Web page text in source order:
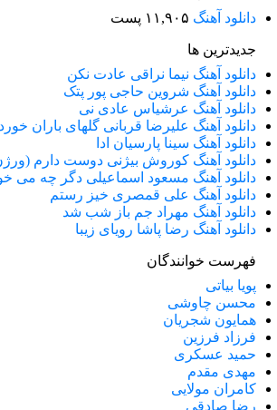
دانلود آهنگ ۱۱,۹۰۵ پست
جدیدترین ها
دانلود آهنگ نیما نراقی عادت نکن
دانلود آهنگ شروین حاجی پور پتک
دانلود آهنگ عرشیاس عادی نی
دانلود آهنگ علیرضا قربانی گلهای باران
دانلود آهنگ سینا پارسیان ادا
دانلود آهنگ کوروش بیژنی دوست دارم
دانلود آهنگ مسعود اسماعیلی دگر چه می
دانلود آهنگ علی قمصری خیز رستم
دانلود آهنگ مهراد جم باز شب شد
دانلود آهنگ رضا پاشا رویای زیبا
فهرست خوانندگان
پویا بیاتی
محسن چاوشی
همایون شجریان
فرزاد فرزین
حمید عسکری
مهدی مقدم
کامران مولایی
رضا صادقی